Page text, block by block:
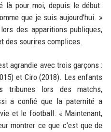
là pour moi, depuis le début.
que je suis aujourd'hui. »
des apparitions publiques,
des sourires complices.
agrandie avec trois garçons :
et Ciro (2018). Les enfants
tribunes lors des matchs,
a confié que la paternité a
et le football. « Maintenant,
montrer ce que c'est que de